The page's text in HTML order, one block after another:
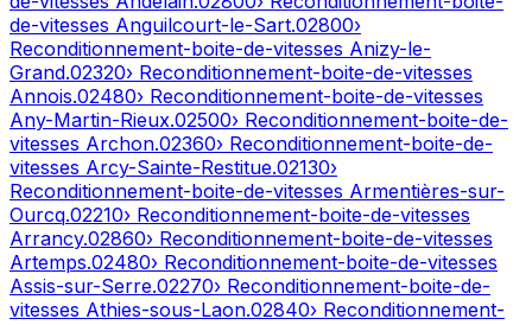
de-vitesses Anguilcourt-le-Sart.02800›
Reconditionnement-boite-de-vitesses Anizy-le-
Grand.02320› Reconditionnement-boite-de-vitesses
Annois.02480› Reconditionnement-boite-de-vitesses
Any-Martin-Rieux.02500› Reconditionnement-boite-de-
vitesses Archon.02360› Reconditionnement-boite-de-
vitesses Arcy-Sainte-Restitue.02130›
Reconditionnement-boite-de-vitesses Armentières-sur-
Ourcq.02210› Reconditionnement-boite-de-vitesses
Arrancy.02860› Reconditionnement-boite-de-vitesses
Artemps.02480› Reconditionnement-boite-de-vitesses
Assis-sur-Serre.02270› Reconditionnement-boite-de-
vitesses Athies-sous-Laon.02840› Reconditionnement-